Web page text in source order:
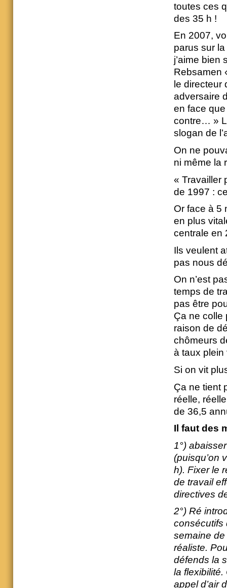
toutes ces
des 35 h !
En 2007,
parus sur
j’aime bien
Rebsamen
le directeur
adversaire
en face
contre… »
slogan de
On ne
ni même la
« Travailler
de 1997 :
Or face à 5
en plus
centrale en
Ils veulent
pas nous
On n’est
temps de
pas être
Ça ne colle
raison de
chômeurs
à taux plein
Si on vit
Ça ne tient
réelle,
de 36,5
Il faut des
1°)
(puisqu’on
h). Fixer le
de travail
directives
2°) Ré
consécutifs
semaine
réaliste.
défends la
la flexibilité.
appel d’air